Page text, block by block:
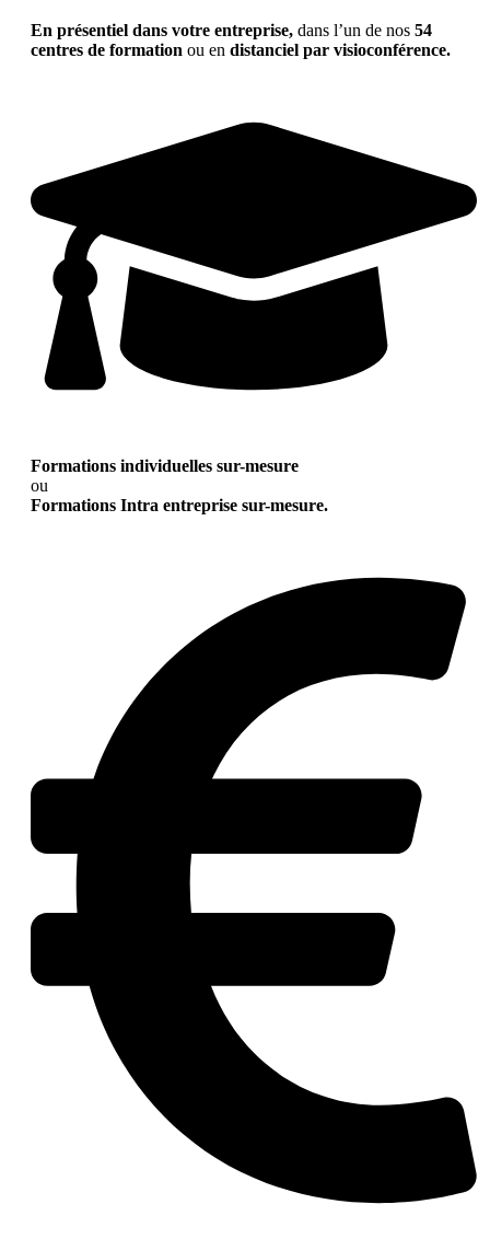
En présentiel dans votre entreprise, dans l’un de nos 54
centres de formation ou en distanciel par visioconférence.
Formations individuelles sur-mesure
ou
Formations Intra entreprise sur-mesure.